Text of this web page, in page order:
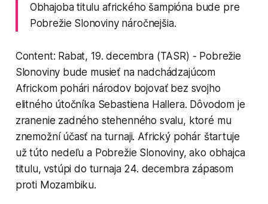
Obhajoba titulu afrického šampióna bude pre
Pobrežie Slonoviny náročnejšia.
Content: Rabat, 19. decembra (TASR) - Pobrežie
Slonoviny bude musieť na nadchádzajúcom
Africkom pohári národov bojovať bez svojho
elitného útočníka Sebastiena Hallera. Dôvodom je
zranenie zadného stehenného svalu, ktoré mu
znemožní účasť na turnaji. Africký pohár štartuje
už túto nedeľu a Pobrežie Slonoviny, ako obhajca
titulu, vstúpi do turnaja 24. decembra zápasom
proti Mozambiku.